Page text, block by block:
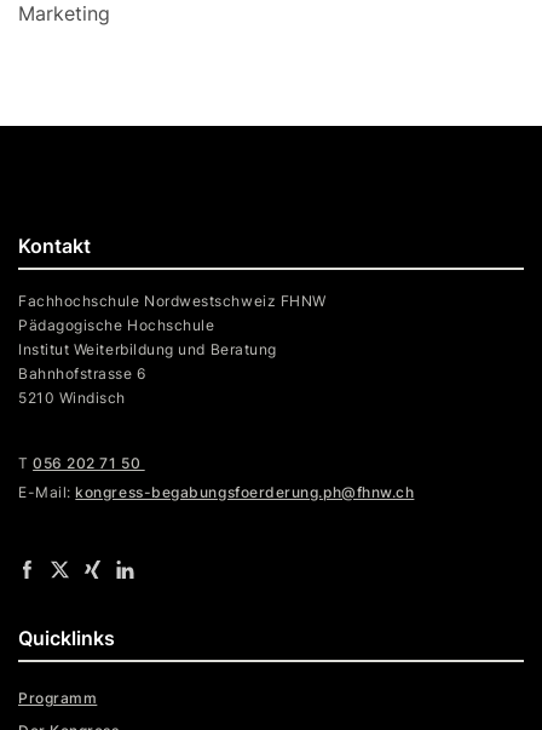
Marketing
Kontakt
Fachhochschule Nordwestschweiz FHNW
Pädagogische Hochschule
Institut Weiterbildung und Beratung
Bahnhofstrasse 6
5210 Windisch
T056 202 71 50
E-Mail:kongress-begabungsfoerderung.ph@fhnw.ch
Quicklinks
Programm